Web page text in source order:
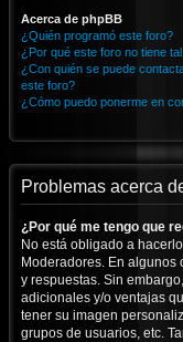
Acerca de phpBB
¿Quién programó este foro?
¿Por qué este foro no tiene
¿Con quién se puede
este foro?
¿Cómo puedo ponerme en
Problemas acerca
¿Por qué me tengo que
No está obligado a
Moderadores. En algunos
y respuestas. Sin
adicionales y/o ventajas
tener su imagen
grupos de usuarios, etc.